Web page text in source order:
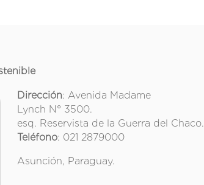
Dirección: Avenida Madame
Lynch N° 3500.
esq. Reservista de la Guerra del Chaco.
Teléfono: 021 2879000
Asunción, Paraguay.